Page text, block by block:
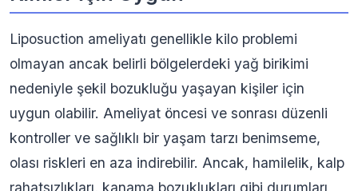
Liposuction ameliyatı genellikle kilo problemi
olmayan ancak belirli bölgelerdeki yağ birikimi
nedeniyle şekil bozukluğu yaşayan kişiler için
uygun olabilir. Ameliyat öncesi ve sonrası düzenli
kontroller ve sağlıklı bir yaşam tarzı benimseme,
olası riskleri en aza indirebilir. Ancak, hamilelik, kalp
rahatsızlıkları, kanama bozuklukları gibi durumları